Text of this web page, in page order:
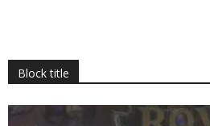
Block title